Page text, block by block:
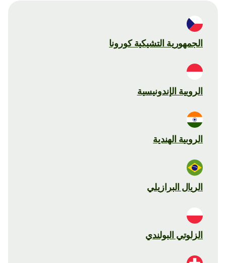
الجمهورية التشيكية كورونا
الروبية الإندونيسية
الروبية الهندية
الريال البرازيلي
الزلوتي البولندي